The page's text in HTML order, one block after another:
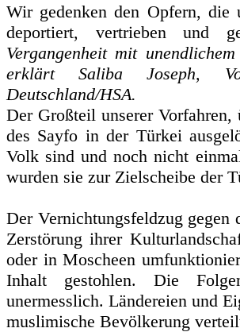
Wir gedenken den Opfern, die
deportiert, vertrieben und
Vergangenheit mit
erklärt Saliba Joseph,
Deutschland/HSA.
Der Großteil unserer
des Sayfo in der Türkei
Volk sind und noch nicht
wurden sie zur Zielscheibe der
Der Vernichtungsfeldzug gegen
Zerstörung ihrer
oder in Moscheen
Inhalt gestohlen. Die
unermesslich. Ländereien und
muslimische Bevölkerung